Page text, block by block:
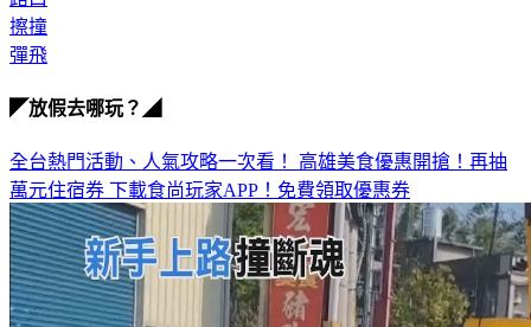
擦撞
彈飛
◤放假去哪玩？◢
全台熱門活動、人氣攻略一次看！ 高雄美食優惠開搶！再抽
萬元住宿券 下載食尚玩家APP！免費領取優惠券